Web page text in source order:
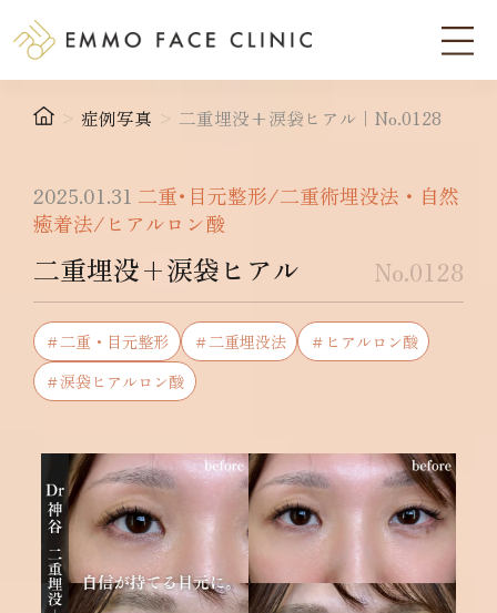
> 症例写真 > 二重埋没+涙袋ヒアル｜No.0128
2025.01.31 二重･目元整形/二重術埋没法・自然
癒着法/ヒアルロン酸
二重埋没+涙袋ヒアル No.0128
＃二重・目元整形 ＃二重埋没法
＃ヒアルロン酸
＃涙袋ヒアルロン酸